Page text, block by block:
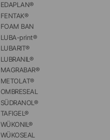
EDAPLAN®
FENTAK®
FOAM BAN
LUBA-print®
LUBARIT®
LUBRANIL®
MAGRABAR®
METOLAT®
OMBRESEAL
SÜDRANOL®
TAFIGEL®
WÜKONIL®
WÜKOSEAL